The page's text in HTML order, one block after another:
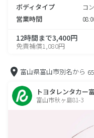
ボディタイプ コ
営業時間
12時間まで3,400円
免責補償1,080円
富山県富山市別名から
トヨタレンタカー
富山市秋ヶ島81-3